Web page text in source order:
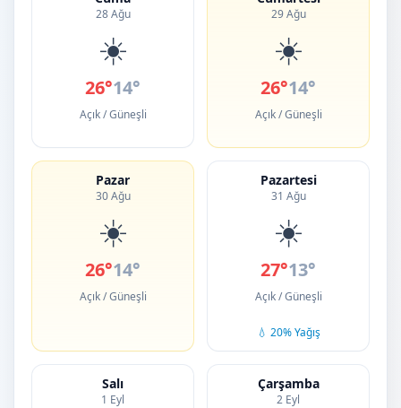
28 Ağu
☀️
26°14°
Açık / Güneşli
29 Ağu
☀️
26°14°
Açık / Güneşli
Pazar
30 Ağu
☀️
26°14°
Açık / Güneşli
Pazartesi
31 Ağu
☀️
27°13°
Açık / Güneşli
💧 20% Yağış
Salı
1 Eyl
Çarşamba
2 Eyl